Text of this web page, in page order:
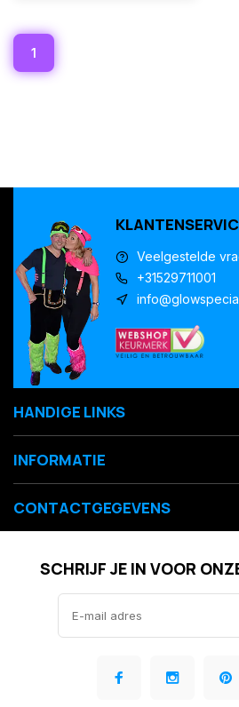
1
Veelgestelde
+31529711001
HANDIGE LINKS
INFORMATIE
CONTACTGEGEVENS
SCHRIJF JE IN VOOR